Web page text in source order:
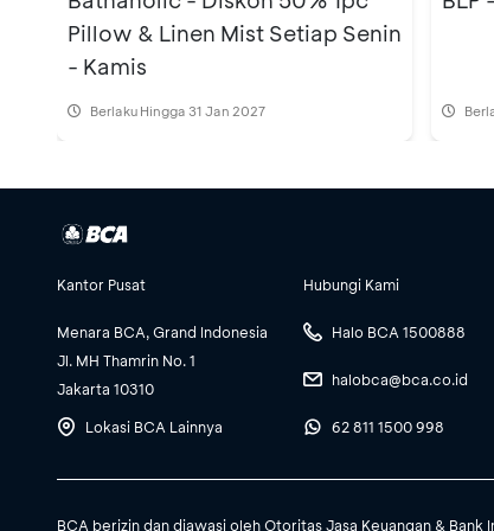
Pillow & Linen Mist Setiap Senin
- Kamis
Berlaku Hingga 31 Jan 2027
Kantor Pusat
Menara BCA, Grand Indonesia
Jl. MH Thamrin No. 1
Jakarta 10310
Lokasi BCA Lainnya
Hubungi Kami
Halo BCA 1500888
halobca@bca.co.id
62 811 1500 998
BCA berizin dan diawasi oleh Otoritas Jasa Keuangan & Bank